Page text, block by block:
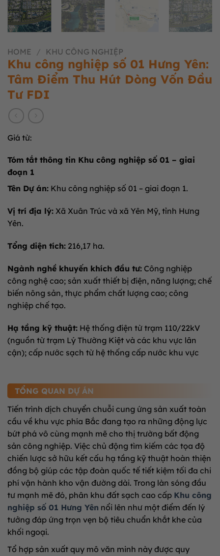
HOME / KHU CÔNG NGHIỆP
Khu công nghiệp số 01 Hưng Yên:
Tâm Điểm Thu Hút Dòng Vốn Đầu
Tư FDI
Giá từ:
Tóm tắt thông tin Khu công nghiệp số 01 – giai
đoạn 1
Tên Dự án: Khu công nghiệp số 01 – giai đoạn 1.
Vị trí địa lý: Xã Xuân Trúc và xã Yên Mỹ, tỉnh Hưng
Yên.
Tổng diện tích: 216,17 ha.
Ngành nghề khuyến khích đầu tư: Công nghiệp
công nghệ cao; sản xuất thiết bị điện, năng lượng; chế
biến nông sản, thực phẩm chất lượng cao; công
nghiệp chế tạo.
Hạ tầng kỹ thuật: Hệ thống điện từ trạm 110/22kV
(nguồn từ trạm Lý Thường Kiệt và các khu vực lân
cận); cấp nước sạch từ hệ thống cấp nước khu vực
TỔNG QUAN DỰ ÁN
Tiến trình dịch chuyển chuỗi cung ứng sản xuất toàn
cầu về khu vực phía Bắc đang tạo ra những động lực
bứt phá vô cùng mạnh mẽ cho thị trường bất động
sản công nghiệp. Việc chủ động tìm kiếm các tọa độ
chiến lược sở hữu kết cấu hạ tầng kỹ thuật hoàn thiện
đồng bộ giúp các tập đoàn quốc tế tiết kiệm tối đa chi
phí vận hành kho vận đường dài. Trong làn sóng đầu
tư mạnh mẽ đó, phân khu đất sạch cao cấp Khu công
nghiệp số 01 Hưng Yên nổi lên như một điểm đến lý
tưởng đáp ứng trọn vẹn bộ tiêu chuẩn khắt khe của
khối ngoại.
Tổ hợp sản xuất quy mô văn minh này được quy